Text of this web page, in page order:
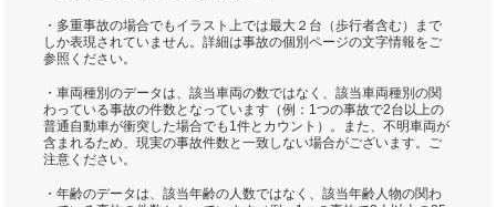
・多重事故の場合でもイラスト上では最大２台（歩行者含む）まで
しか表現されていません。詳細は事故の個別ページの文字情報をご
参照ください。
・車両種別のデータは、該当車両の数ではなく、該当車両種別の関
わっている事故の件数となっています（例：1つの事故で2台以上の
普通自動車が衝突した場合でも1件とカウント）。また、不明車両が
含まれるため、現実の事故件数と一致しない場合がございます。ご
注意ください。
・年齢のデータは、該当年齢の人数ではなく、該当年齢人物の関わ